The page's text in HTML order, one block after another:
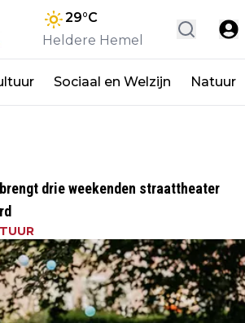
29°C
Heldere Hemel
Sociaal en Welzijn Natuur
drie weekenden straattheater